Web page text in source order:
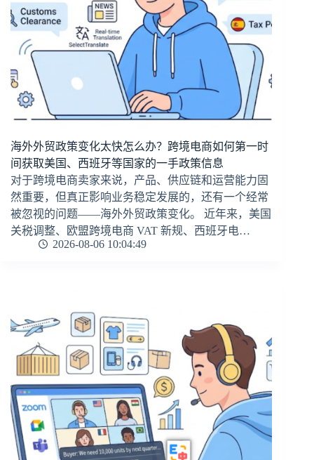
海外外贸政策变化太快怎么办？跨境电商如何第一时
间获取美国、西班牙等国家的一手政策信息
对于跨境电商卖家来说，产品、供应链和运营能力固
然重要，但真正影响业务稳定发展的，还有一个经常
被忽视的问题——海外外贸政策变化。 近年来，美国
关税调整、欧盟跨境电商 VAT 新规、西班牙电…
2026-08-06 10:04:49